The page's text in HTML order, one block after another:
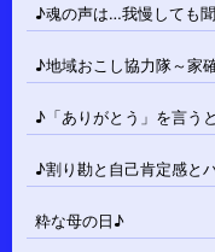
♪魂の声は…我慢しても
♪地域おこし協力隊～家
♪「ありがとう」を言う
♪割り勘と自己肯定感と
粋な母の日♪